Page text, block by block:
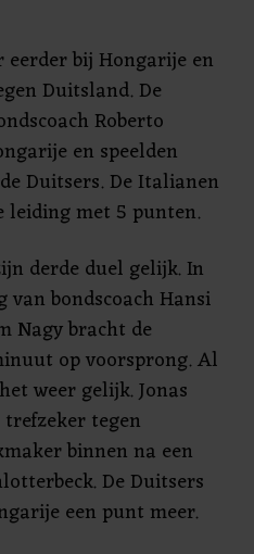
bij Hongarije en
Duitsland. De
Roberto
en speelden
Duitsers. De Italianen
leiding met 5 punten.
derde duel gelijk. In
van bondscoach Hansi
Nagy bracht de
op voorsprong. Al
weer gelijk. Jonas
tegen
binnen na een
De Duitsers
een punt meer.